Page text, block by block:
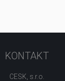
KONTAKT
CESK, s.r.o.